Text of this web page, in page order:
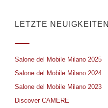
LETZTE NEUIGKEITEN
Salone del Mobile Milano 2025
Salone del Mobile Milano 2024
Salone del Mobile Milano 2023
Discover CAMERE